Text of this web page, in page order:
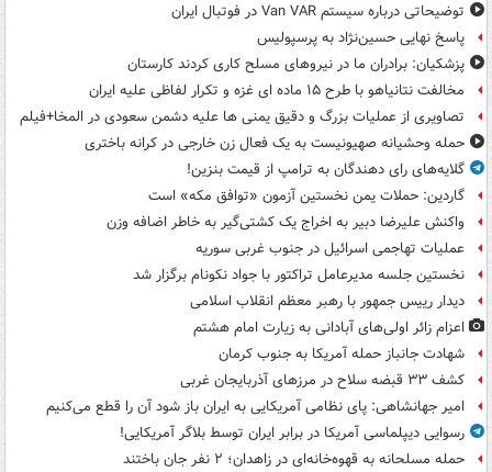
توضیحاتی درباره سیستم Van VAR در فوتبال ایران
پاسخ نهایی حسین‌نژاد به پرسپولیس
پزشکیان: برادران ما در نیروهای مسلح کاری کردند کارستان
مخالفت نتانیاهو با طرح ۱۵ ماده ای غزه و تکرار لفاظی علیه ایران
تصاویری از عملیات بزرگ و دقیق یمنی ها علیه دشمن سعودی در المخا+فیلم
حمله وحشیانه صهیونیست به یک فعال زن خارجی در کرانه باختری
گلایه‌های رای دهندگان به ترامپ از قیمت بنزین!
گاردین: حملات یمن نخستین آزمون «توافق مکه» است
واکنش علیرضا دبیر به اخراج یک کشتی‌گیر به خاطر اضافه وزن
عملیات تهاجمی اسرائیل در جنوب غربی سوریه
نخستین جلسه مدیرعامل تراکتور با جواد نکونام برگزار شد
دیدار رییس جمهور با رهبر معظم انقلاب اسلامی
اعزام زائر اولی‌های آبادانی به زیارت امام هشتم
شهادت جانباز حمله آمریکا به جنوب کرمان
کشف ۳۳ قبضه سلاح در مرزهای آذربایجان غربی
امیر جهانشاهی: پای نظامی آمریکایی به ایران باز شود آن را قطع می‌کنیم
رسوایی دیپلماسی آمریکا در برابر ایران توسط بلاگر آمریکایی!
حمله مسلحانه به قهوه‌خانه‌ای در زاهدان؛ ۲ نفر جان باختند